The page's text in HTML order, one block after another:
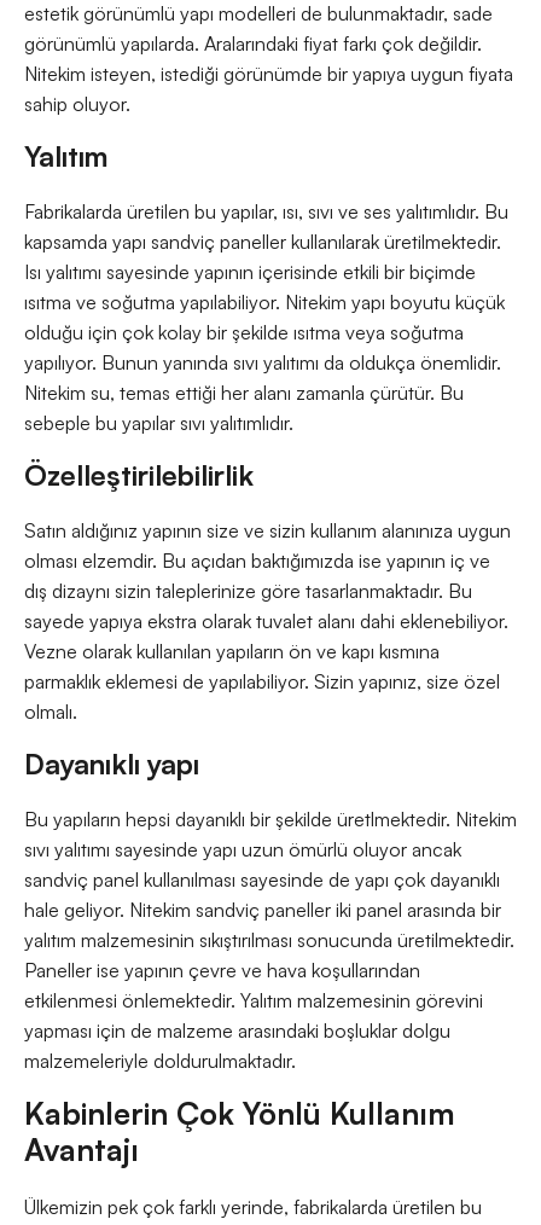
estetik görünümlü yapı modelleri de bulunmaktadır, sade
görünümlü yapılarda. Aralarındaki fiyat farkı çok değildir.
Nitekim isteyen, istediği görünümde bir yapıya uygun fiyata
sahip oluyor.
Yalıtım
Fabrikalarda üretilen bu yapılar, ısı, sıvı ve ses yalıtımlıdır. Bu
kapsamda yapı sandviç paneller kullanılarak üretilmektedir.
Isı yalıtımı sayesinde yapının içerisinde etkili bir biçimde
ısıtma ve soğutma yapılabiliyor. Nitekim yapı boyutu küçük
olduğu için çok kolay bir şekilde ısıtma veya soğutma
yapılıyor. Bunun yanında sıvı yalıtımı da oldukça önemlidir.
Nitekim su, temas ettiği her alanı zamanla çürütür. Bu
sebeple bu yapılar sıvı yalıtımlıdır.
Özelleştirilebilirlik
Satın aldığınız yapının size ve sizin kullanım alanınıza uygun
olması elzemdir. Bu açıdan baktığımızda ise yapının iç ve
dış dizaynı sizin taleplerinize göre tasarlanmaktadır. Bu
sayede yapıya ekstra olarak tuvalet alanı dahi eklenebiliyor.
Vezne olarak kullanılan yapıların ön ve kapı kısmına
parmaklık eklemesi de yapılabiliyor. Sizin yapınız, size özel
olmalı.
Dayanıklı yapı
Bu yapıların hepsi dayanıklı bir şekilde üretlmektedir. Nitekim
sıvı yalıtımı sayesinde yapı uzun ömürlü oluyor ancak
sandviç panel kullanılması sayesinde de yapı çok dayanıklı
hale geliyor. Nitekim sandviç paneller iki panel arasında bir
yalıtım malzemesinin sıkıştırılması sonucunda üretilmektedir.
Paneller ise yapının çevre ve hava koşullarından
etkilenmesi önlemektedir. Yalıtım malzemesinin görevini
yapması için de malzeme arasındaki boşluklar dolgu
malzemeleriyle doldurulmaktadır.
Kabinlerin Çok Yönlü Kullanım
Avantajı
Ülkemizin pek çok farklı yerinde, fabrikalarda üretilen bu